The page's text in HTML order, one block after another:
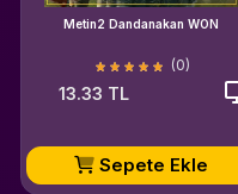
Metin2 Dandanakan WON
(0)
13.33 TL
Sepete Ekle